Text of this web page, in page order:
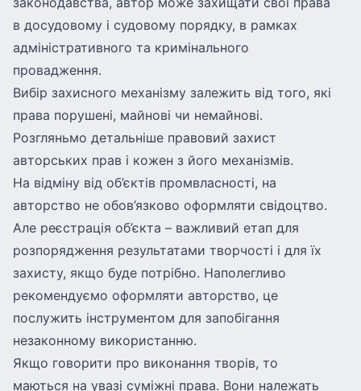
в досудовому і судовому порядку, в рамках
адміністративного та кримінального
провадження.
Вибір захисного механізму залежить від того, які
права порушені, майнові чи немайнові.
Розгляньмо детальніше правовий захист
авторських прав і кожен з його механізмів.
На відміну від об’єктів промвласності, на
авторство не обов’язково оформляти свідоцтво.
Але реєстрація об’єкта – важливий етап для
розпорядження результатами творчості і для їх
захисту, якщо буде потрібно. Наполегливо
рекомендуємо оформляти авторство, це
послужить інструментом для запобігання
незаконному використанню.
Якщо говорити про виконання творів, то
маються на увазі суміжні права. Вони належать